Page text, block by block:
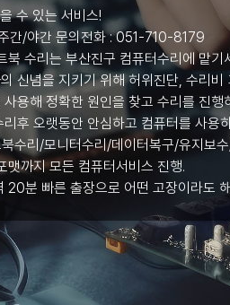
수 있는 서비스!
간/야간 문의전화 :051-710-8179
북 수리는 부산진구 컴퓨터수리에 맡기
신념을 지키기 위해 허위진단, 수리비
사용해 정확한 원인을 찾고 수리를 진
후 오랫동안 안심하고 컴퓨터를 사용
수리/모니터수리/데이터복구/유지보
맷까지 모든 컴퓨터서비스 진행.
20분 빠른 출장으로 어떤 고장이라도